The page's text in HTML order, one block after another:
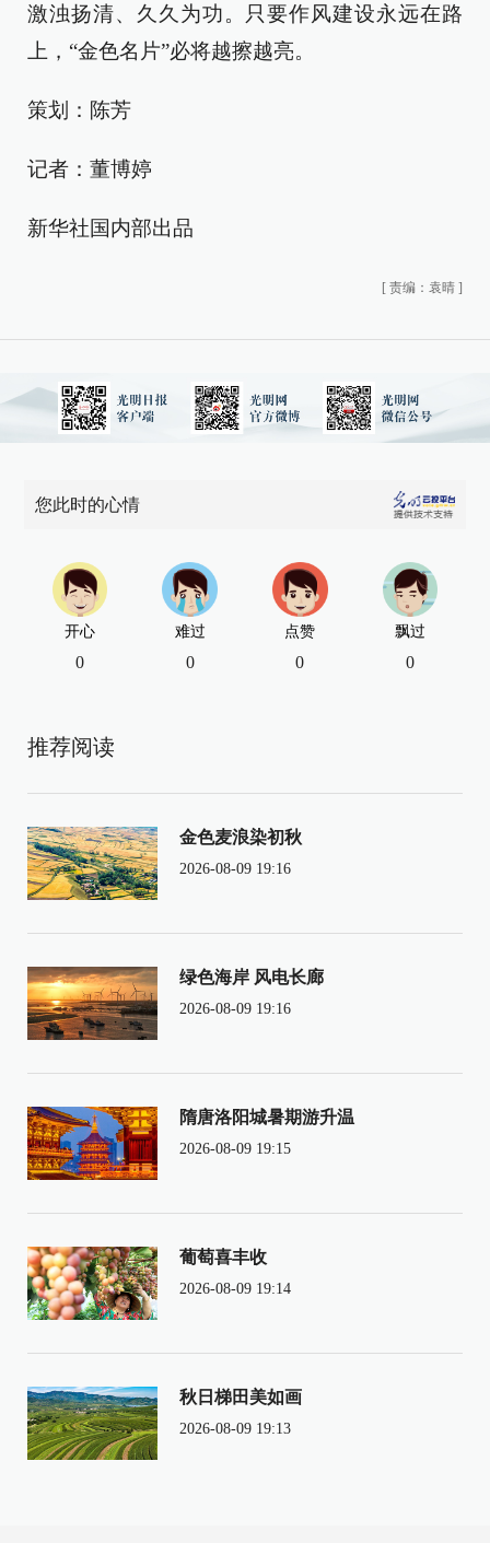
激浊扬清、久久为功。只要作风建设永远在路
上，“金色名片”必将越擦越亮。
策划：陈芳
记者：董博婷
新华社国内部出品
[ 责编：袁晴 ]
您此时的心情
开心
0
难过
0
点赞
0
飘过
0
推荐阅读
金色麦浪染初秋
2026-08-09 19:16
绿色海岸 风电长廊
2026-08-09 19:16
隋唐洛阳城暑期游升温
2026-08-09 19:15
葡萄喜丰收
2026-08-09 19:14
秋日梯田美如画
2026-08-09 19:13